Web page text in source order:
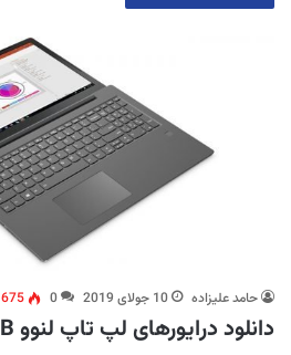
حامد علیزاده 10 جولای 2019 0
675
دانلود درایورهای لپ تاپ لنوو V330 – 15IKB